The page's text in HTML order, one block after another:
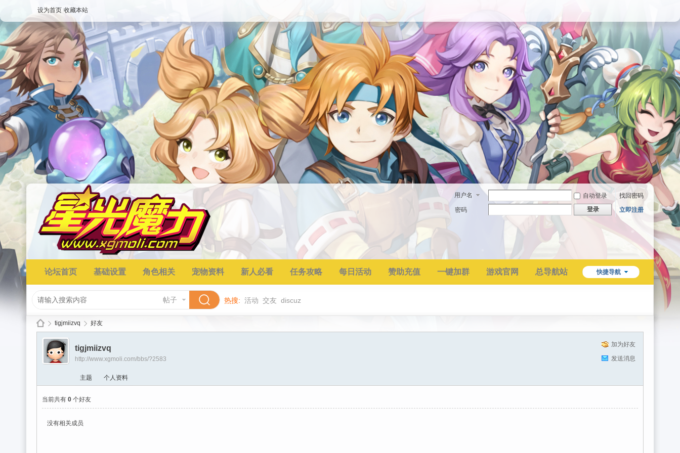
设为首页 收藏本站
用户名 自动登录
找回密码
密码
登录 立即注册
快捷导航
论坛首页 基础设置 角色相关 宠物资料 新人必看 任务攻略 每日活动 赞助充值 一键加群 游戏官网 总导航站
帖子 热搜: 活动 交友 discuz
›
tigjmiizvq 好友
加为好友
发送消息
tigjmiizvq
http://www.xgmoli.com/bbs/?2583
主题 个人资料
当前共有 0 个好友
没有相关成员